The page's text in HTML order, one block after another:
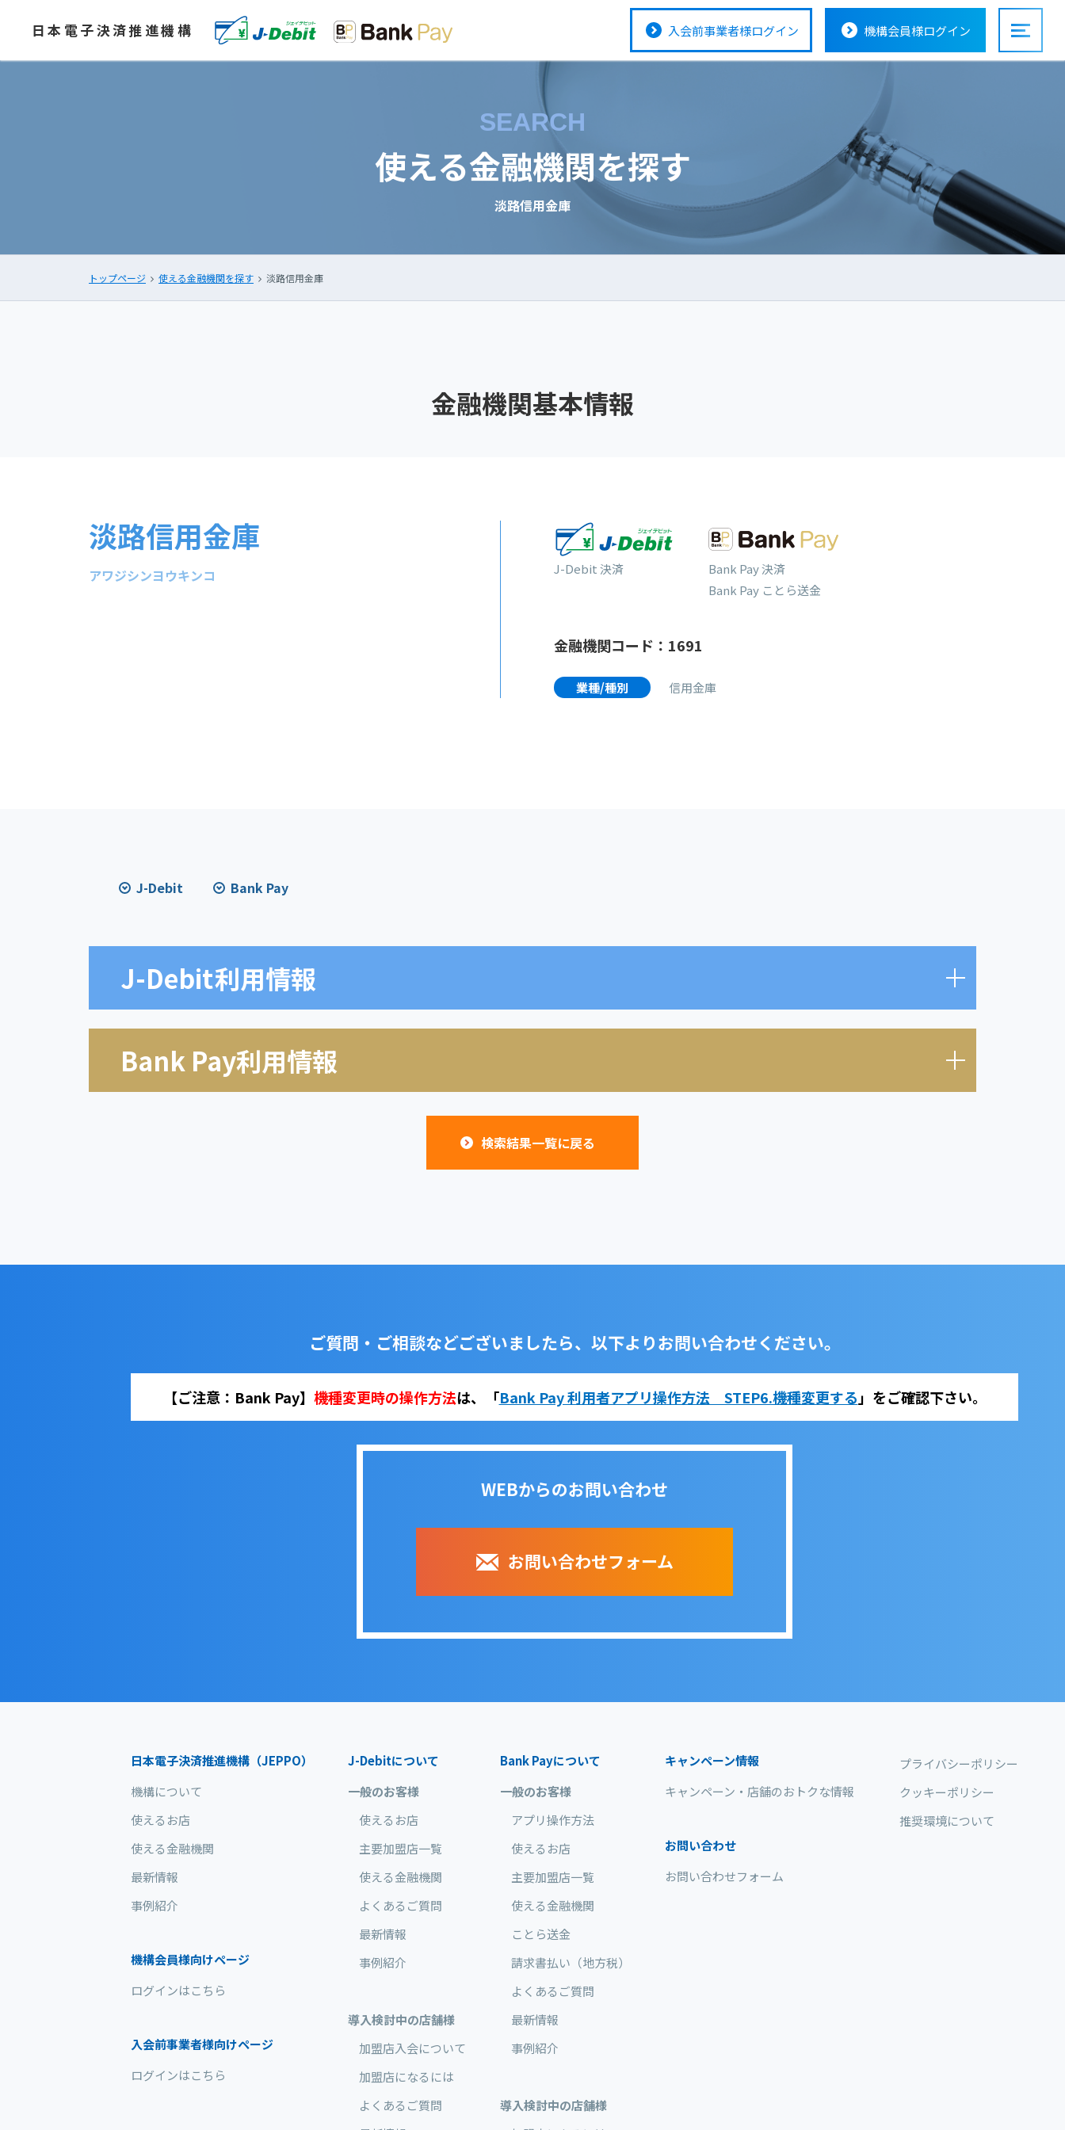
日本電子決済推進機構 入会前事業者様ログイン 機構会員様ログイン
SEARCH
使える金融機関を探す
淡路信用金庫
トップページ 使える金融機関を探す 淡路信用金庫
金融機関基本情報
淡路信用金庫
アワジシンヨウキンコ J-Debit 決済
Bank Pay 決済
Bank Pay ことら送金
金融機関コード：1691
業種/種別 信用金庫
J-Debit Bank Pay
J-Debit利用情報
Bank Pay利用情報
検索結果一覧に戻る
ご質問・ご相談などございましたら、 以下よりお問い合わせください。
【ご注意：Bank Pay】 機種変更時の操作方法は、 「Bank Pay 利用者アプリ操作方法 STEP6.機種変更する 」をご確認下さい。
WEBからのお問い合わせ
お問い合わせフォーム
日本電子決済推進機構（JEPPO）
機構について
使えるお店
使える金融機関
最新情報
事例紹介
機構会員様向けページ
ログインはこちら
入会前事業者様向けページ
ログインはこちら
J-Debitについて
一般のお客様
使えるお店
主要加盟店一覧
使える金融機関
よくあるご質問
最新情報
事例紹介
導入検討中の店舗様
加盟店入会について
加盟店になるには
よくあるご質問
Bank Payについて
一般のお客様
アプリ操作方法
使えるお店
主要加盟店一覧
使える金融機関
ことら送金
請求書払い（地方税）
よくあるご質問
最新情報
事例紹介
導入検討中の店舗様
キャンペーン情報
キャンペーン・店舗のおトクな情報
お問い合わせ
お問い合わせフォーム
プライバシーポリシー
クッキーポリシー
推奨環境について